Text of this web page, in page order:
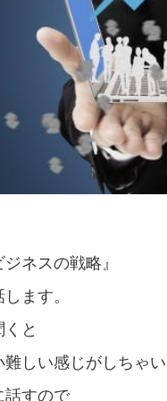
ネスの戦略』
ます。
と
難しい感じがしちゃ
話すので